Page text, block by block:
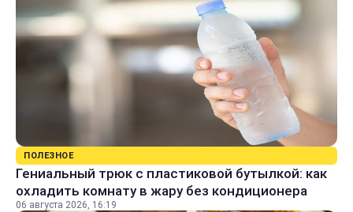
ПОЛЕЗНОЕ
Гениальный трюк с пластиковой бутылкой: как
охладить комнату в жару без кондиционера
06 августа 2026, 16:19